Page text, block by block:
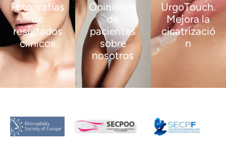
Fotografías
de
resultados
clínicos
VER
MÁS
Opiniones
de
pacientes
sobre
nosotros
VER
MÁS
UrgoTouch.
Mejora la
cicatrizació
n
VER
MÁS